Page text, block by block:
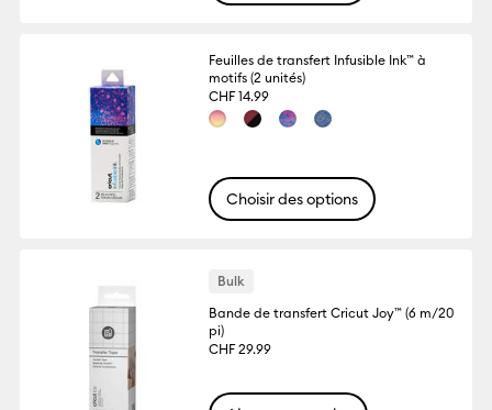
Feuilles de transfert Infusible Ink™ à
motifs (2 unités)
CHF 14.99
Choisir des options
Bulk
Bande de transfert Cricut Joy™ (6 m/20
pi)
CHF 29.99